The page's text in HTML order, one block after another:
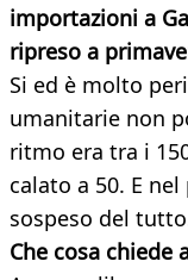
importazioni a
ripreso a
Si ed è molto
umanitarie non
ritmo era tra i
calato a 50. E
sospeso del
Che cosa chiede